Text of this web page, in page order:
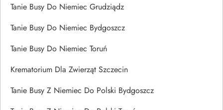
Tanie Busy Do Niemiec Grudziądz
Tanie Busy Do Niemiec Bydgoszcz
Tanie Busy Do Niemiec Toruń
Krematorium Dla Zwierząt Szczecin
Tanie Busy Z Niemiec Do Polski Bydgoszcz